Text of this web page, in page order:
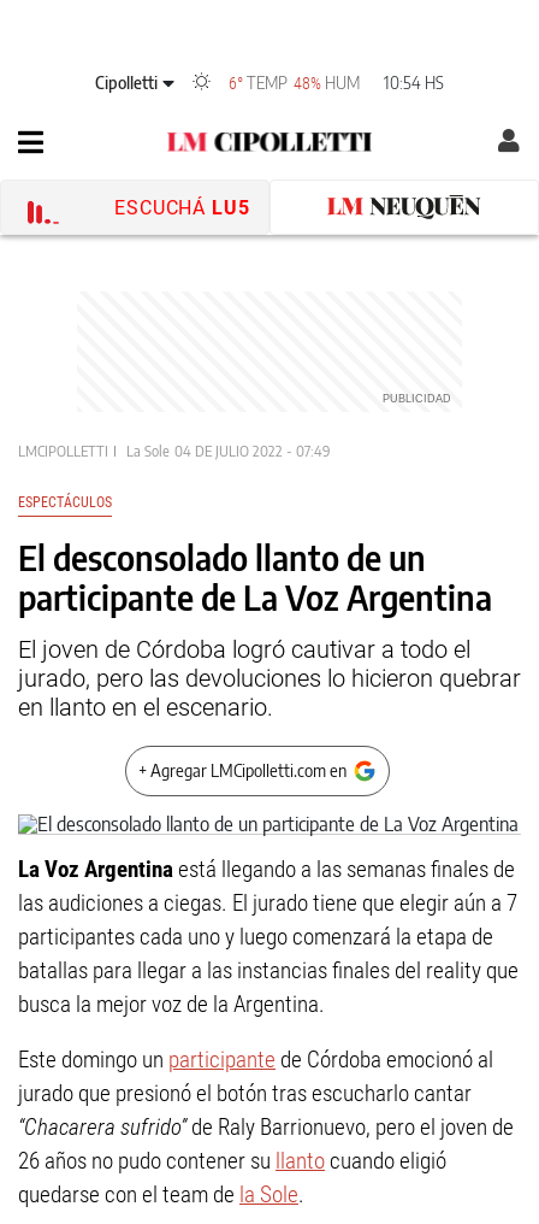
Cipolletti 6°TEMP 48% HUM 10:54 HS
ESCUCHÁ LU5
LMCIPOLLETTI La Sole 04 DE JULIO 2022 - 07:49
ESPECTÁCULOS
El desconsolado llanto de un
participante de La Voz Argentina
El joven de Córdoba logró cautivar a todo el
jurado, pero las devoluciones lo hicieron quebrar
en llanto en el escenario.
+ Agregar LMCipolletti.com en
La Voz Argentinaestá llegando a las semanas finales de
las audiciones a ciegas. El jurado tiene que elegir aún a 7
participantes cada uno y luego comenzará la etapa de
batallas para llegar a las instancias finales del reality que
busca la mejor voz de la Argentina.
Este domingo un participante de Córdoba emocionó al
jurado que presionó el botón tras escucharlo cantar
“Chacarera sufrido”de Raly Barrionuevo, pero el joven de
26 años no pudo contener su llanto cuando eligió
quedarse con el team de la Sole.